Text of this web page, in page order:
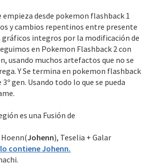
empieza desde pokemon flashback 1
y cambios repentinos entre presente
gráficos integros por la modificación de
en Pokemon Flashback 2 con
usando muchos artefactos que no se
Y Se termina en pokemon flashback
gen. Usando todo lo que se pueda
es una Fusión de
Johenn), Teselia + Galar
contiene Johenn.